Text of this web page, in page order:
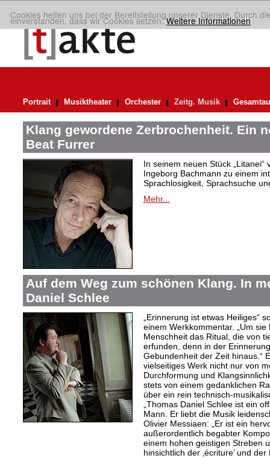
Cookies helfen uns bei der Bereitstellung unserer Dienste. Durch
einverstanden, dass wir Cookies setzen.Weitere Informationen
Portrait Musiktheater Orchester Zeitg. Musik
Klang gewordene Zerbrochenheit. Ein
Beat Furrer
In seinem neuen Stück
Ingeborg Bachmann zu einem
Sprachlosigkeit, Sprachsuche
Mehr...
Auf dem Weg zum schönen Klang. In
Daniel Schlee
„Erinnerung ist etwas Heiliges“
einem Werkkommentar. „Um
Menschheit das Ritual, die von
erfunden, denn in der
Gebundenheit der Zeit hinaus.“
vielseitiges Werk nicht nur von
Durchformung und
stets von einem gedanklichen
über ein rein technisch-
„Thomas Daniel Schlee ist ein
Mann. Er liebt die Musik
Olivier Messiaen: „Er ist ein
außerordentlich begabter
einem hohen geistigen Streben
hinsichtlich der ‚écriture’ und der